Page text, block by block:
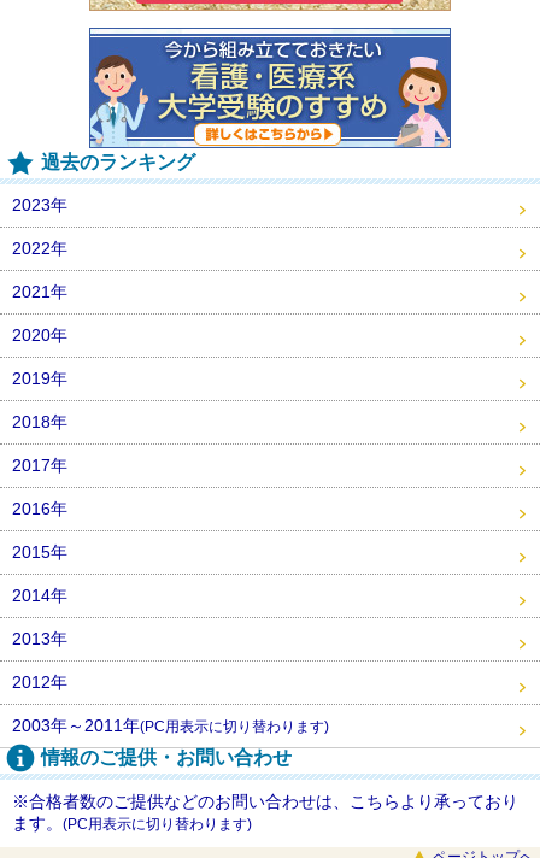
過去のランキング
2023年
2022年
2021年
2020年
2019年
2018年
2017年
2016年
2015年
2014年
2013年
2012年
2003年～2011年(PC用表示に切り替わります)
情報のご提供・お問い合わせ
※合格者数のご提供などのお問い合わせは、こちらより承っており
ます。 (PC用表示に切り替わります)